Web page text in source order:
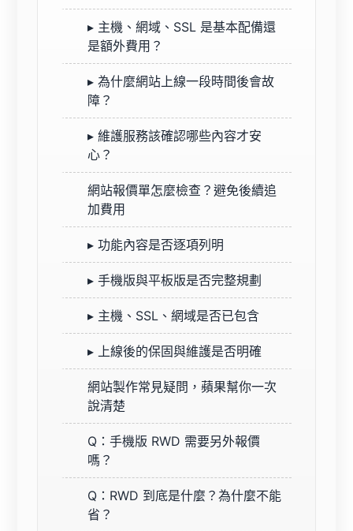
▸ 主機、網域、SSL 是基本配備還
是額外費用？
▸ 為什麼網站上線一段時間後會故
障？
▸ 維護服務該確認哪些內容才安
心？
網站報價單怎麼檢查？避免後續追
加費用
▸ 功能內容是否逐項列明
▸ 手機版與平板版是否完整規劃
▸ 主機、SSL、網域是否已包含
▸ 上線後的保固與維護是否明確
網站製作常見疑問，蘋果幫你一次
說清楚
Q：手機版 RWD 需要另外報價
嗎？
Q：RWD 到底是什麼？為什麼不能
省？